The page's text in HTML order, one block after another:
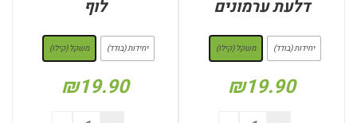
דלעת ערמונים
יחידות (בודד) משקל (קילו)
₪19.90
לוף
יחידות (בודד) משקל (קילו)
₪19.90